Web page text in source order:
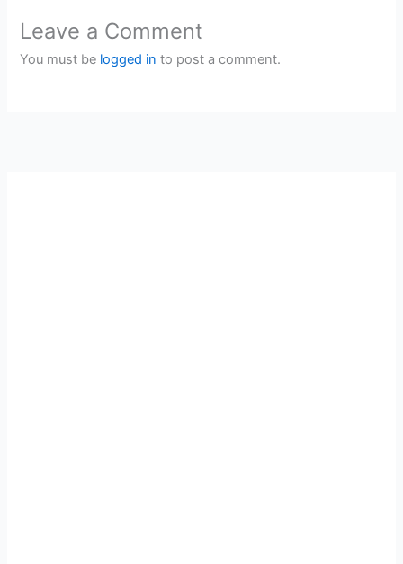
Leave a Comment
You must be logged in to post a comment.